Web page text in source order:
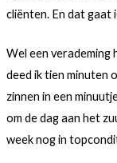
cliënten. En dat
Wel een verademing
deed ik tien minuten
zinnen in een
om de dag aan het
week nog in